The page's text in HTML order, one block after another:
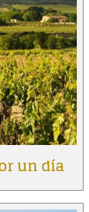
un día